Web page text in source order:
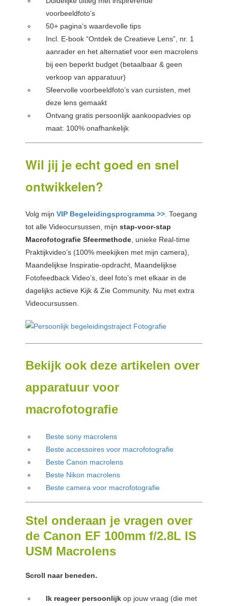
voorbeeldfoto’s
50+ pagina’s waardevolle tips
Incl. E-book “Ontdek de Creatieve Lens”, nr. 1
aanrader en het alternatief voor een macrolens
bij een beperkt budget (betaalbaar & geen
verkoop van apparatuur)
Sfeervolle voorbeeldfoto’s van cursisten, met
deze lens gemaakt
Ontvang gratis persoonlijk aankoopadvies op
maat: 100% onafhankelijk
Wil jij je echt goed en snel
ontwikkelen?
Volg mijn VIP Begeleidingsprogramma >> . Toegang
tot alle Videocursussen, mijn stap-voor-stap
Macrofotografie Sfeermethode , unieke Real-time
Praktijkvideo’s (100% meekijken met mijn camera),
Maandelijkse Inspiratie-opdracht, Maandelijkse
Fotofeedback Video’s, deel foto’s met elkaar in de
dagelijks actieve Kijk & Zie Community. Nu met extra
Videocursussen.
Bekijk ook deze artikelen over
apparatuur voor
macrofotografie
Beste sony macrolens
Beste accessoires voor macrofotografie
Beste Canon macrolens
Beste Nikon macrolens
Beste camera voor macrofotografie
Stel onderaan je vragen over
de Canon EF 100mm f/2.8L IS
USM Macrolens
Scroll naar beneden.
Ik reageer persoonlijk op jouw vraag (die met